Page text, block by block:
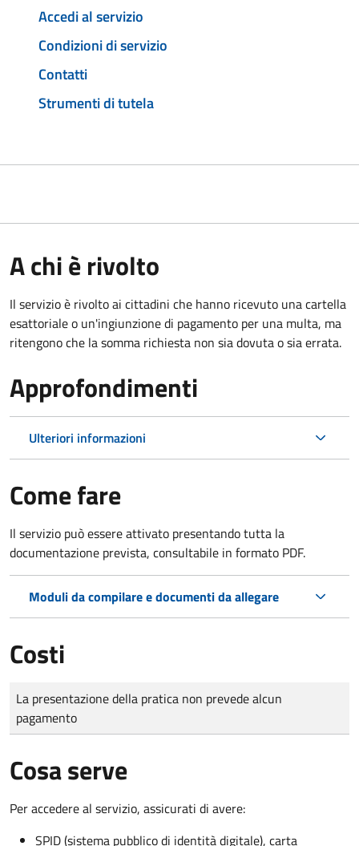
Accedi al servizio
Condizioni di servizio
Contatti
Strumenti di tutela
A chi è rivolto
Il servizio è rivolto ai cittadini che hanno ricevuto una cartella
esattoriale o un'ingiunzione di pagamento per una multa, ma
ritengono che la somma richiesta non sia dovuta o sia errata.
Approfondimenti
Ulteriori informazioni
Come fare
Il servizio può essere attivato presentando tutta la
documentazione prevista, consultabile in formato PDF.
Moduli da compilare e documenti da allegare
Costi
Tipo di pagamento
Importo
La presentazione della pratica non prevede alcun
pagamento
Cosa serve
Per accedere al servizio, assicurati di avere:
SPID (sistema pubblico di identità digitale), carta